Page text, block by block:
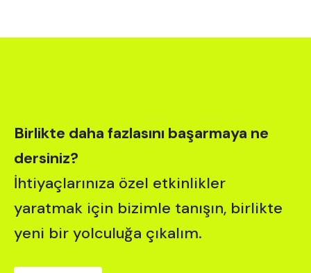
Birlikte daha fazlasını başarmaya ne
dersiniz?
İhtiyaçlarınıza özel etkinlikler
yaratmak için bizimle tanışın, birlikte
yeni bir yolculuğa çıkalım.